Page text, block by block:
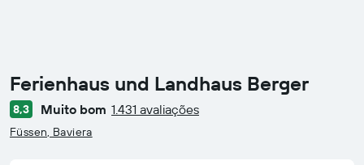
Ferienhaus und Landhaus Berger
Classificação: 0
8,3 Muito bom 1.431 avaliações
Füssen, Baviera